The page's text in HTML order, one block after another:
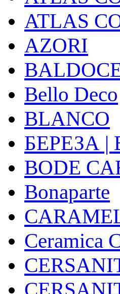
ATLAS
AZORI
Bello Deco
BLANCO
БЕРЕЗА |
BODE
Bonaparte
Ceramica